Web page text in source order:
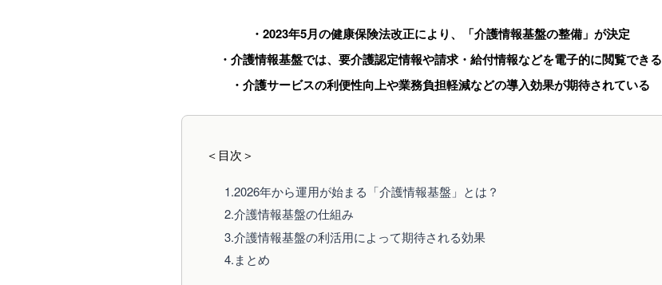
・2023年5月の健康保険法改正により、「介護情報基盤の整備」が決定
・介護情報基盤では、要介護認定情報や請求・給付情報などを電子的に閲覧できる
・介護サービスの利便性向上や業務負担軽減などの導入効果が期待されている
＜目次＞
1.2026年から運用が始まる「介護情報基盤」とは？
2.介護情報基盤の仕組み
3.介護情報基盤の利活用によって期待される効果
4.まとめ